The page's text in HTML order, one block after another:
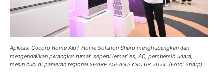
Aplikasi Cocoro Home AIoT Home Solution Sharp menghubungkan dan
mengendalikan perangkat rumah seperti lemari es, AC, pembersih udara,
mesin cuci di pameran regional SHARP ASEAN SYNC UP 2024. (Foto: Sharp)